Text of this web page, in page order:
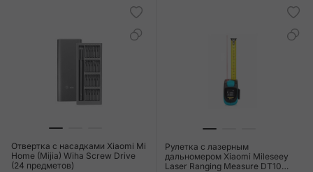
Отвертка с насадками Xiaomi Mi
Home (Mijia) Wiha Screw Drive
(24 предметов)
Рулетка с лазерным
дальномером Xiaomi Mileseey
Laser Ranging Measure DT10